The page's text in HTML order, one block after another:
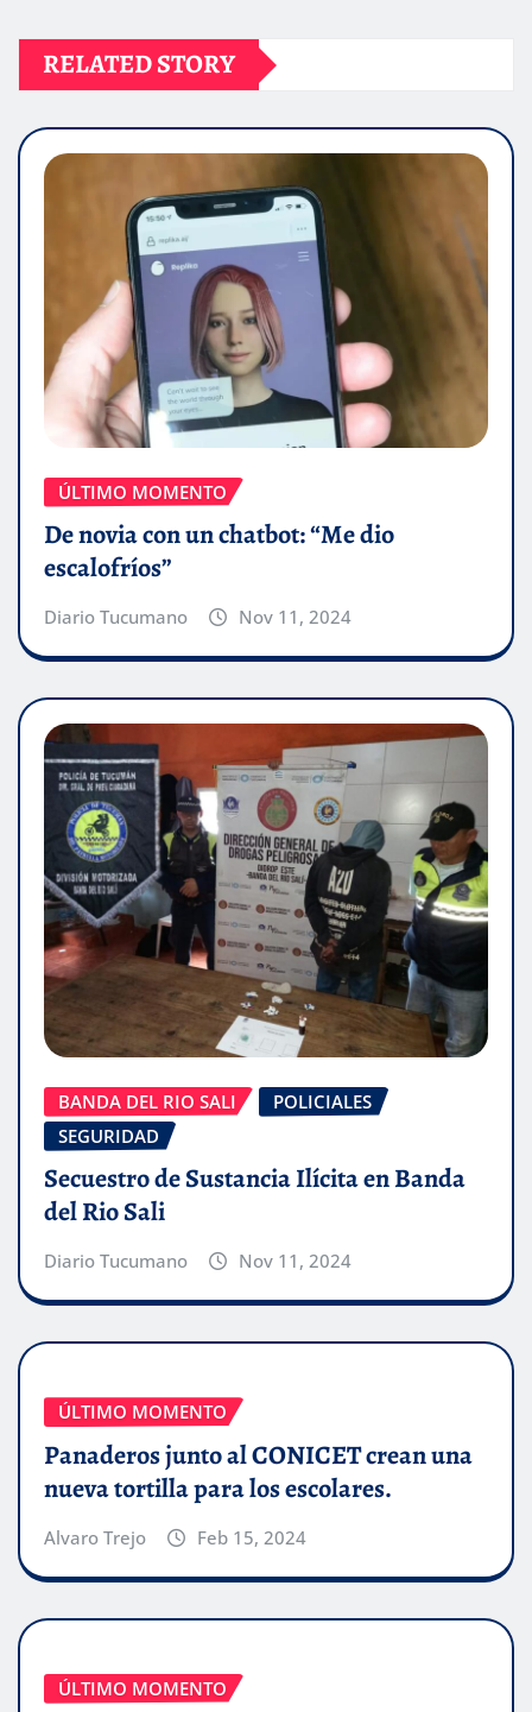
RELATED STORY
ÚLTIMO MOMENTO
De novia con un chatbot: “Me dio
escalofríos”
Diario Tucumano Nov 11, 2024
BANDA DEL RIO SALI
POLICIALES
SEGURIDAD
Secuestro de Sustancia Ilícita en Banda
del Rio Sali
Diario Tucumano Nov 11, 2024
ÚLTIMO MOMENTO
Panaderos junto al CONICET crean una
nueva tortilla para los escolares.
Alvaro Trejo Feb 15, 2024
ÚLTIMO MOMENTO